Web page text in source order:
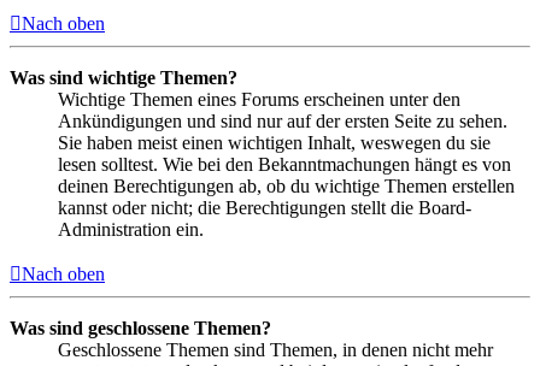
Nach oben
Was sind wichtige Themen?
Wichtige Themen eines Forums erscheinen unter den
Ankündigungen und sind nur auf der ersten Seite zu sehen.
Sie haben meist einen wichtigen Inhalt, weswegen du sie
lesen solltest. Wie bei den Bekanntmachungen hängt es von
deinen Berechtigungen ab, ob du wichtige Themen erstellen
kannst oder nicht; die Berechtigungen stellt die Board-
Administration ein.
Nach oben
Was sind geschlossene Themen?
Geschlossene Themen sind Themen, in denen nicht mehr